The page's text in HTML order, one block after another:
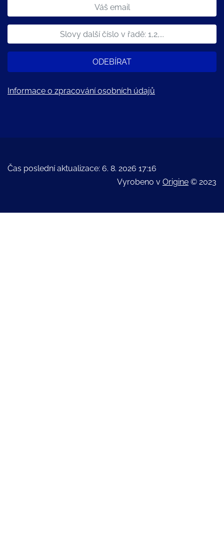
ODEBÍRAT
Informace o zpracování osobních údajů
Čas poslední aktualizace: 6. 8. 2026 17:16
Vyrobeno v Origine © 2023